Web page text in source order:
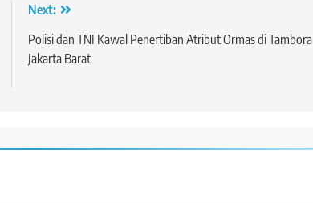
Next:
Polisi dan TNI Kawal Penertiban Atribut Ormas di Tambora
Jakarta Barat